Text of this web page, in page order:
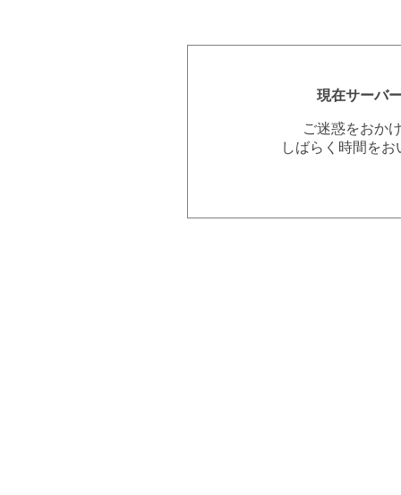
現在サーバ
ご迷惑をおか
しばらく時間を